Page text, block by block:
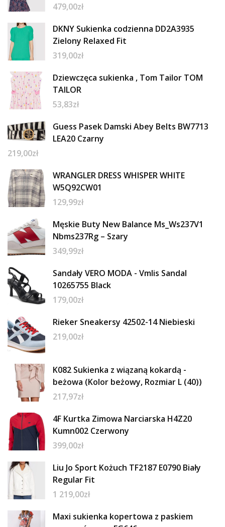
479,00zł
DKNY Sukienka codzienna DD2A3935
Zielony Relaxed Fit
319,00zł
Dziewczęca sukienka , Tom Tailor TOM
TAILOR
53,83zł
Guess Pasek Damski Abey Belts BW7713
LEA20 Czarny
219,00zł
WRANGLER DRESS WHISPER WHITE
W5Q92CW01
129,99zł
Męskie Buty New Balance Ms_Ws237V1
Nbms237Rg – Szary
349,99zł
Sandały VERO MODA - Vmlis Sandal
10265755 Black
179,00zł
Rieker Sneakersy 42502-14 Niebieski
219,00zł
K082 Sukienka z wiązaną kokardą -
beżowa (Kolor beżowy, Rozmiar L (40))
217,97zł
4F Kurtka Zimowa Narciarska H4Z20
Kumn002 Czerwony
399,00zł
Liu Jo Sport Kożuch TF2187 E0790 Biały
Regular Fit
1 219,00zł
Maxi sukienka kopertowa z paskiem